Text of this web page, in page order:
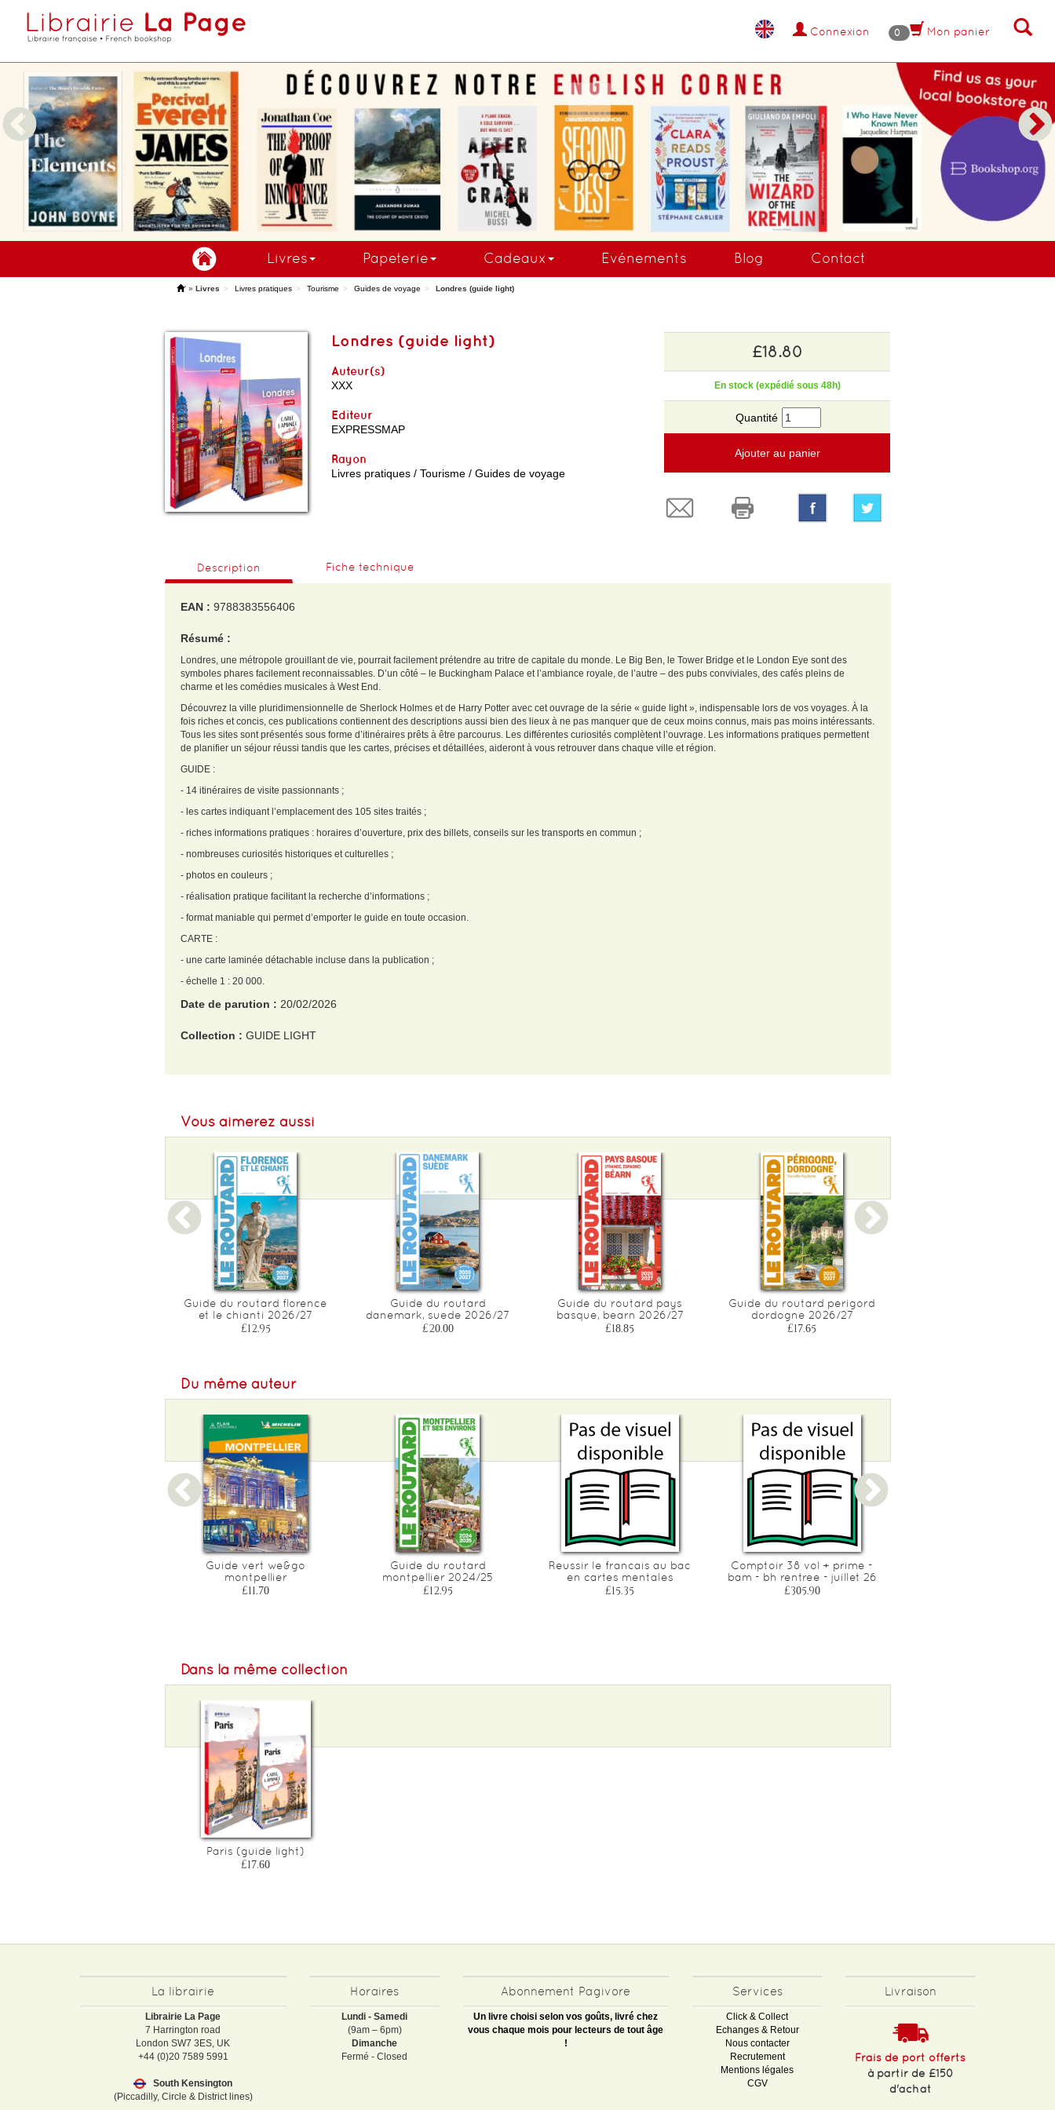
Connexion 0 Mon panier
Livres Papeterie Cadeaux Evénements Blog Contact
'» Livres Livres pratiques Tourisme Guides de voyage Londres (guide light)
Londres (guide light)
Auteur(s)
XXX
Editeur
EXPRESSMAP
Rayon
Livres pratiques / Tourisme / Guides de voyage
£18.80
En stock (expédié sous 48h)
Quantité
Ajouter au panier
Description Fiche technique
EAN : 9788383556406
Résumé :
Londres, une métropole grouillant de vie, pourrait facilement prétendre au tritre de capitale du monde. Le Big Ben, le Tower Bridge et le London Eye sont des
symboles phares facilement reconnaissables. D’un côté – le Buckingham Palace et l’ambiance royale, de l’autre – des pubs conviviales, des cafés pleins de
charme et les comédies musicales à West End.
Découvrez la ville pluridimensionnelle de Sherlock Holmes et de Harry Potter avec cet ouvrage de la série « guide light », indispensable lors de vos voyages. À la
fois riches et concis, ces publications contiennent des descriptions aussi bien des lieux à ne pas manquer que de ceux moins connus, mais pas moins intéressants.
Tous les sites sont présentés sous forme d’itinéraires prêts à être parcourus. Les différentes curiosités complètent l’ouvrage. Les informations pratiques permettent
de planifier un séjour réussi tandis que les cartes, précises et détaillées, aideront à vous retrouver dans chaque ville et région.
GUIDE :
- 14 itinéraires de visite passionnants ;
- les cartes indiquant l’emplacement des 105 sites traités ;
- riches informations pratiques : horaires d’ouverture, prix des billets, conseils sur les transports en commun ;
- nombreuses curiosités historiques et culturelles ;
- photos en couleurs ;
- réalisation pratique facilitant la recherche d’informations ;
- format maniable qui permet d’emporter le guide en toute occasion.
CARTE :
- une carte laminée détachable incluse dans la publication ;
- échelle 1 : 20 000.
Date de parution : 20/02/2026
Collection : GUIDE LIGHT
Format L :121
Poids :308 g
Epaisseur :14
Vous aimerez aussi
Guide du routard florence
et le chianti 2026/27
£12.95
Guide du routard
danemark, suede 2026/27
£20.00
Guide du routard pays
basque, bearn 2026/27
£18.85
Guide du routard perigord
dordogne 2026/27
£17.65
Du même auteur
Guide vert we&go
montpellier
£11.70
Guide du routard
montpellier 2024/25
£12.95
Reussir le francais au bac
en cartes mentales
£15.35
Comptoir 38 vol + prime -
bam - bh rentree - juillet 26
£305.90
Dans la même collection
Paris (guide light)
£17.60
La librairie
Librairie La Page
7 Harrington road
London SW7 3ES, UK
+44 (0)20 7589 5991
South Kensington
(Piccadilly, Circle & District lines)
Horaires
Lundi - Samedi
(9am – 6pm)
Dimanche
Fermé - Closed
Abonnement Pagivore
Un livre choisi selon vos goûts, livré chez
vous chaque mois pour lecteurs de tout âge
!
Services
Click & Collect
Echanges & Retour
Nous contacter
Recrutement
Mentions légales
CGV
Livraison
Frais de port offerts
à partir de £150
d'achat